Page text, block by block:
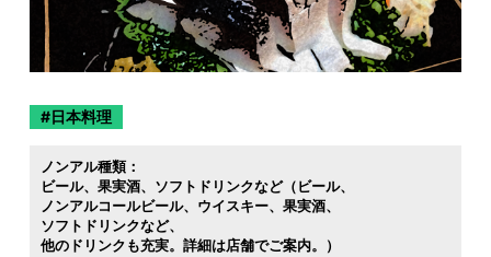
日本料理
ノンアル種類：
ビール
果実酒
ソフトドリンクなど（ビール
ノンアルコールビール
ウイスキー
果実酒
ソフトドリンクなど
他のドリンクも充実。詳細は店舗でご案内。）